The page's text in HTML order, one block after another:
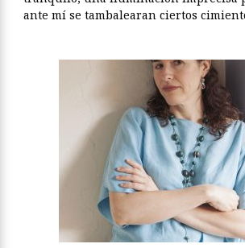
ante mí se tambalearan ciertos